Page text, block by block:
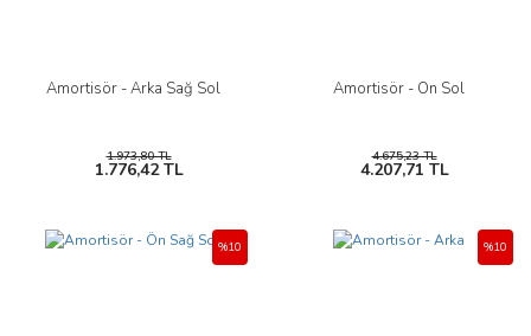
Amortisör - Arka Sağ Sol
1.973,80 TL
1.776,42 TL
Amortisör - Ön Sol
4.675,23 TL
4.207,71 TL
%10 %10